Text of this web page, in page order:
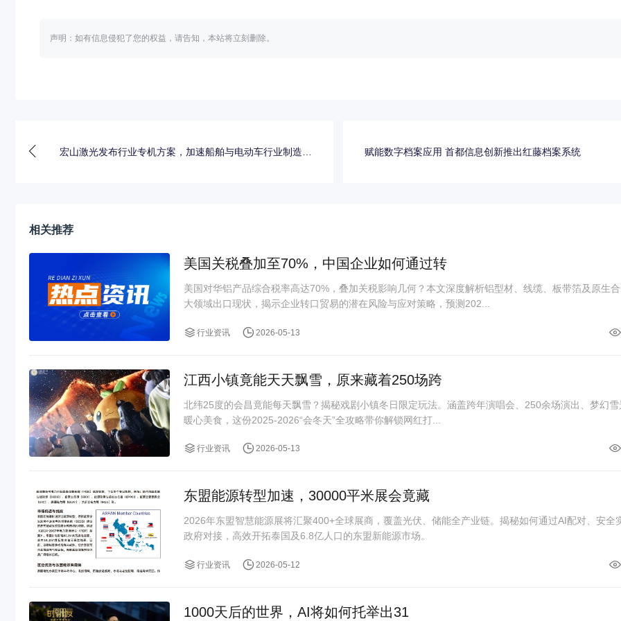
声明：如有信息侵犯了您的权益，请告知，本站将立刻删除。
宏山激光发布行业专机方案，加速船舶与电动车行业制造升
赋能数字档案应用 首都信息创新推出红藤档案系统
相关推荐
美国关税叠加至70%，中国企业如何通过转
美国对华铝产品综合税率高达70%，叠加关税影响几何？本文深度解析铝型材、线缆、板带箔及原生
大领域出口现状，揭示企业转口贸易的潜在风险与应对策略，预测202...
行业资讯 2026-05-13
江西小镇竟能天天飘雪，原来藏着250场跨
北纬25度的会昌竟能每天飘雪？揭秘戏剧小镇冬日限定玩法。涵盖跨年演唱会、250余场演出、梦幻雪
暖心美食，这份2025-2026“会冬天”全攻略带你解锁网红打...
行业资讯 2026-05-13
东盟能源转型加速，30000平米展会竟藏
2026年东盟智慧能源展将汇聚400+全球展商，覆盖光伏、储能全产业链。揭秘如何通过AI配对、安全
政府对接，高效开拓泰国及6.8亿人口的东盟新能源市场。
行业资讯 2026-05-12
1000天后的世界，AI将如何托举出31